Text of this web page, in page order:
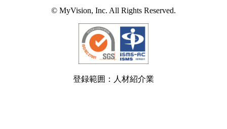
© MyVision, Inc. All Rights Reserved.
登録範囲：人材紹介業